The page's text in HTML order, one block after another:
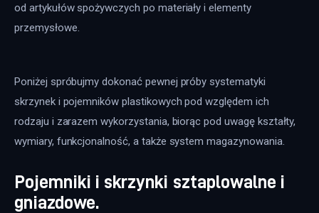
od artykułów spożywczych po materiały i elementy
przemysłowe.
Poniżej spróbujmy dokonać pewnej próby systematyki
skrzynek i pojemników plastikowych pod względem ich
rodzaju i zarazem wykorzystania, biorąc pod uwagę kształty,
wymiary, funkcjonalność, a także system magazynowania.
Pojemniki i skrzynki sztaplowalne i
gniazdowe.